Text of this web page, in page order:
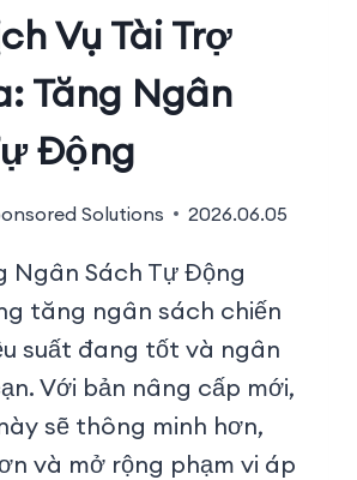
Vụ Tài Trợ
Tăng Ngân
Động
Solutions 2026.06.05
Ngân Sách Tự Động
tăng ngân sách chiến
suất đang tốt và ngân
Với bản nâng cấp mới,
sẽ thông minh hơn,
và mở rộng phạm vi áp